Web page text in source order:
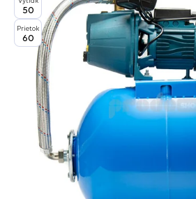
50
Prietok
60